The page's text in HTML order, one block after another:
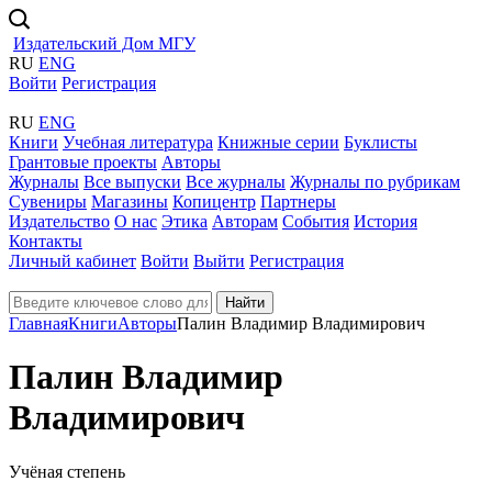
Издательский Дом МГУ
RU ENG
Войти Регистрация
RU ENG
Книги Учебная литература Книжные серии Буклисты
Грантовые проекты Авторы
Журналы Все выпуски Все журналы Журналы по рубрикам
Сувениры Магазины Копицентр Партнеры
Издательство О нас Этика Авторам События История
Контакты
Личный кабинет Войти Выйти Регистрация
Найти
ГлавнаяКнигиАвторыПалин Владимир Владимирович
Палин Владимир
Владимирович
Учёная степень